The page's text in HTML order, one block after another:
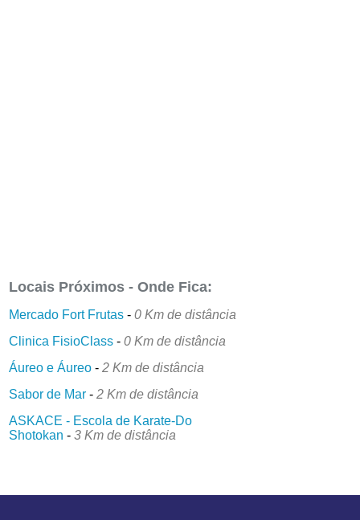
Locais Próximos - Onde Fica:
Mercado Fort Frutas -0 Km de distância
Clinica FisioClass -0 Km de distância
Áureo e Áureo -2 Km de distância
Sabor de Mar -2 Km de distância
ASKACE - Escola de Karate-Do
Shotokan -3 Km de distância